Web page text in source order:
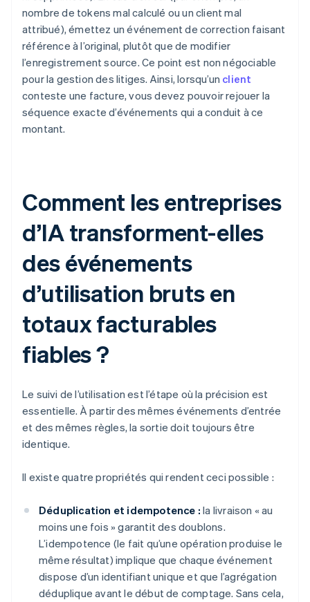
nombre de tokens mal calculé ou un client mal
attribué), émettez un événement de correction faisant
référence à l’original, plutôt que de modifier
l’enregistrement source. Ce point est non négociable
pour la gestion des litiges. Ainsi, lorsqu’un client
conteste une facture, vous devez pouvoir rejouer la
séquence exacte d’événements qui a conduit à ce
montant.
Comment les entreprises
d’IA transforment-elles
des événements
d’utilisation bruts en
totaux facturables
fiables ?
Le suivi de l’utilisation est l’étape où la précision est
essentielle. À partir des mêmes événements d’entrée
et des mêmes règles, la sortie doit toujours être
identique.
Il existe quatre propriétés qui rendent ceci possible :
Déduplication et idempotence : la livraison « au
moins une fois » garantit des doublons.
L’idempotence (le fait qu’une opération produise le
même résultat) implique que chaque événement
dispose d’un identifiant unique et que l’agrégation
déduplique avant le début de comptage. Sans cela,